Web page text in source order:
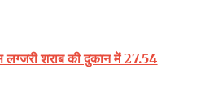
लग्जरी शराब की दुकान में 27.54